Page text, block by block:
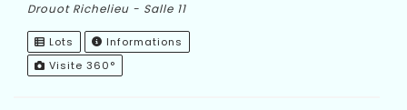
Drouot Richelieu - Salle 11
Lots
Informations
Visite 360°